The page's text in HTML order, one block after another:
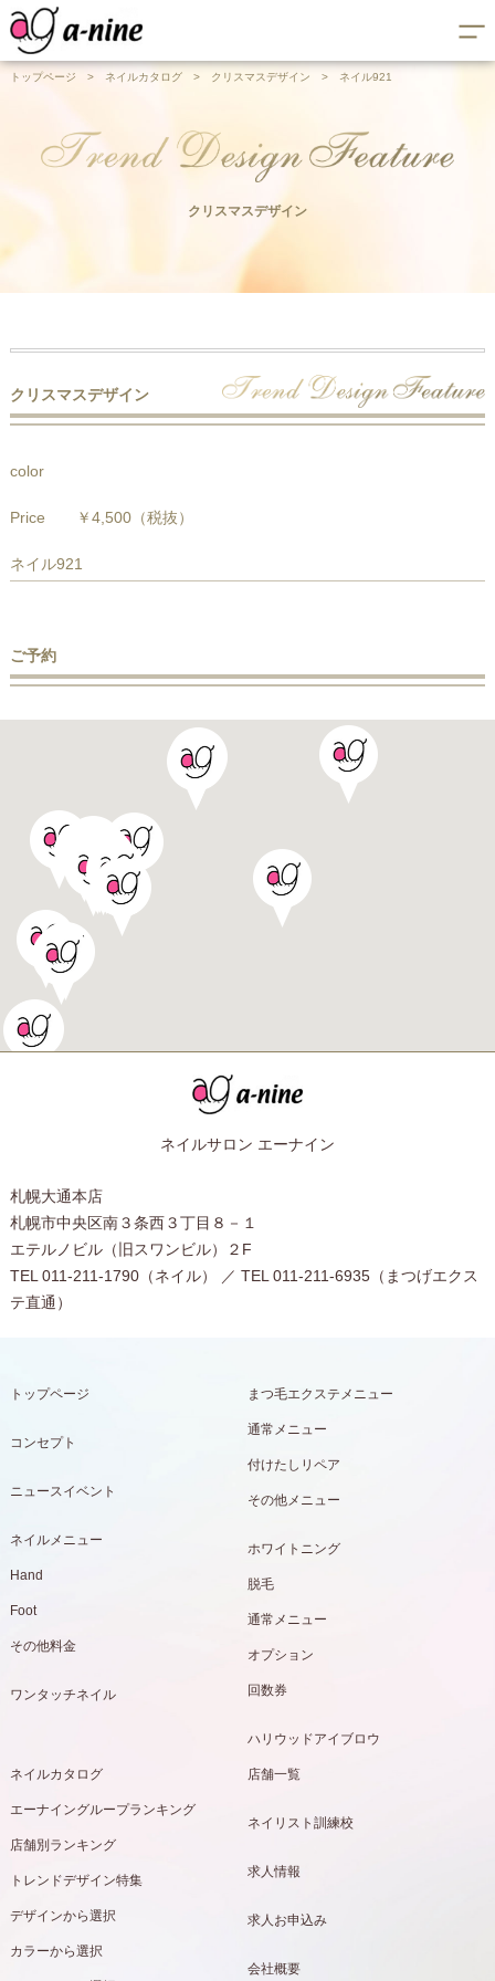
トップページ > ネイルカタログ > クリスマスデザイン > ネイル921
クリスマスデザイン
クリスマスデザイン
color
Price ￥4,500（税抜）
ネイル921
ご予約
ネイルサロン エーナイン
札幌大通本店
札幌市中央区南３条西３丁目８－１
エテルノビル（旧スワンビル）２F
TEL 011-211-1790（ネイル） ／ TEL 011-211-6935（まつげエクス
テ直通）
トップページ
コンセプト
ニュースイベント
ネイルメニュー
Hand
Foot
その他料金
ワンタッチネイル
まつ毛エクステメニュー
通常メニュー
付けたしリペア
その他メニュー
ホワイトニング
脱毛
通常メニュー
オプション
回数券
ハリウッドアイブロウ
ネイルカタログ
エーナイングループランキング
店舗別ランキング
トレンドデザイン特集
デザインから選択
カラーから選択
店舗一覧
ネイリスト訓練校
求人情報
求人お申込み
会社概要